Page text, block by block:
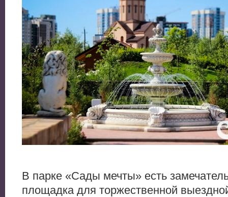
В парке «Сады мечты» есть
площадка для торжественной